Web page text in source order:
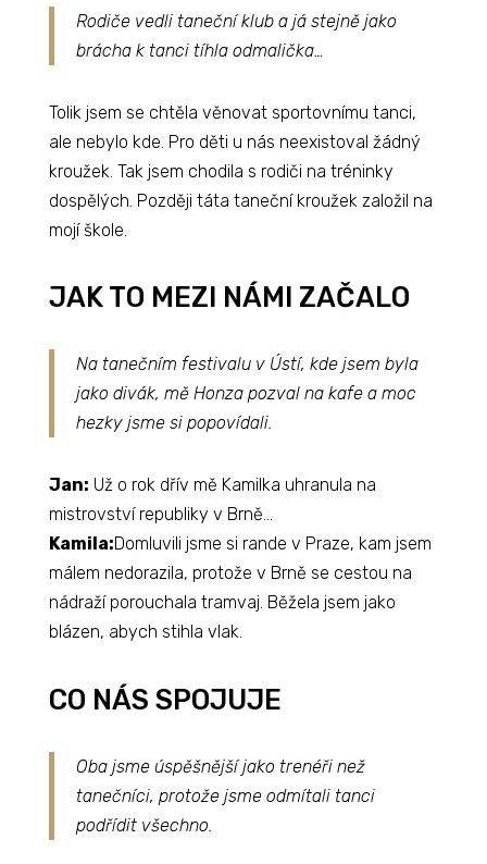
Rodiče vedli taneční klub a já stejně jako
brácha k tanci tíhla odmalička…
Tolik jsem se chtěla věnovat sportovnímu tanci,
ale nebylo kde. Pro děti u nás neexistoval žádný
kroužek. Tak jsem chodila s rodiči na tréninky
dospělých. Později táta taneční kroužek založil na
mojí škole.
JAK TO MEZI NÁMI ZAČALO
Na tanečním festivalu v Ústí, kde jsem byla
jako divák, mě Honza pozval na kafe a moc
hezky jsme si popovídali.
Jan: Už o rok dřív mě Kamilka uhranula na
mistrovství republiky v Brně…
Kamila:Domluvili jsme si rande v Praze, kam jsem
málem nedorazila, protože v Brně se cestou na
nádraží porouchala tramvaj. Běžela jsem jako
blázen, abych stihla vlak.
CO NÁS SPOJUJE
Oba jsme úspěšnější jako trenéři než
tanečníci, protože jsme odmítali tanci
podřídit všechno.